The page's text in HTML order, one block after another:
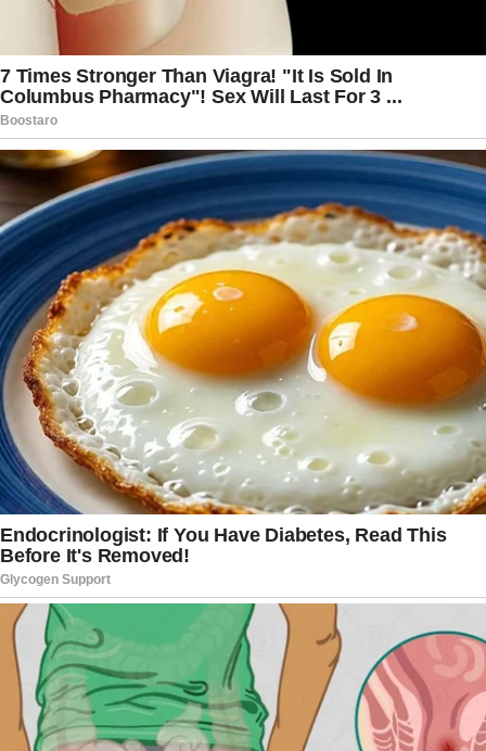
no BBB 26. A Casa de Vidro, como de costume,
funciona como uma vitrine para que o público
conheça melhor os candidatos antes de decidir,
por meio de votação, quem merece entrar
oficialmente no reality show mais assistido do
país.
A votação popular estava prevista para ser
encerrada ainda no domingo, e o resultado seria
divulgado no final da tarde, em um programa
especial exibido logo após o Domingão com
Huck. A expectativa era alta, especialmente após
o episódio, que acabou dando ainda mais
visibilidade ao nome de Ricardinho.
O BBB 26 estreia oficialmente na segunda-feira,
prometendo manter a tradição de fortes
emoções, conflitos e histórias marcantes logo
nos primeiros dias. Episódios como o ocorrido na
Casa de Vidro reforçam como o programa
frequentemente extrapola os limites do
confinamento e impacta a programação da